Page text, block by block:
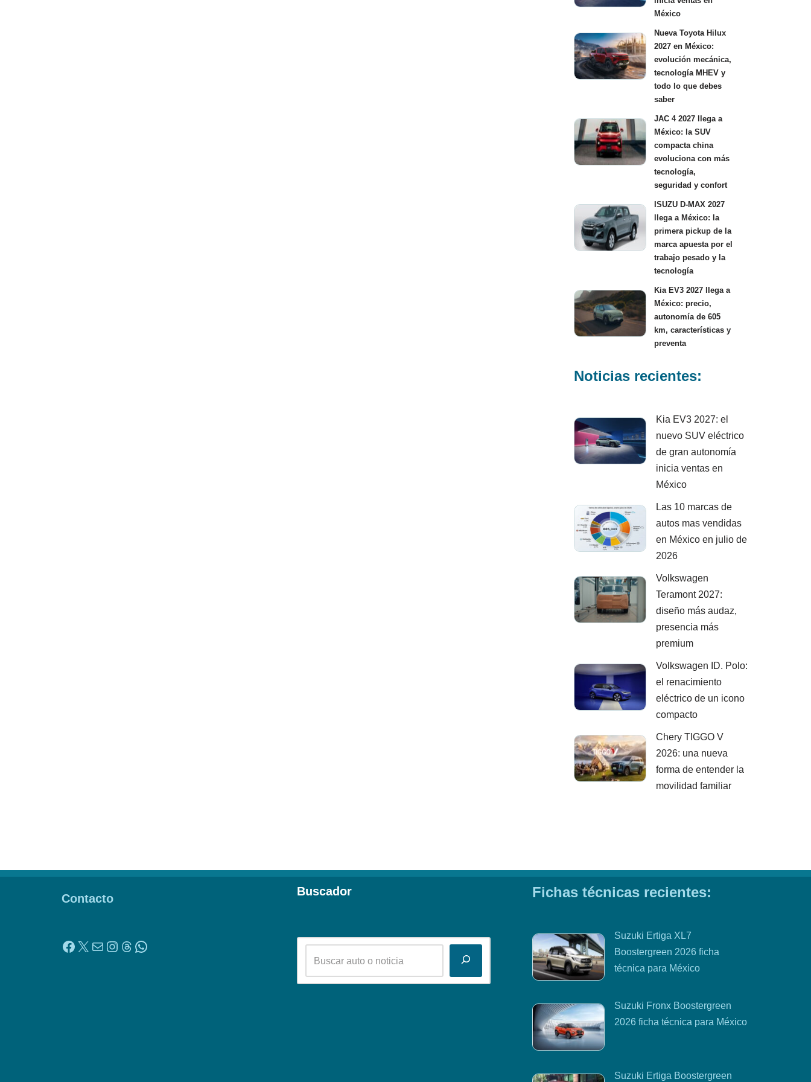
México
Nueva Toyota Hilux
2027 en México:
evolución mecánica,
tecnología MHEV y
todo lo que debes
saber
JAC 4 2027 llega a
México: la SUV
compacta china
evoluciona con más
tecnología,
seguridad y confort
ISUZU D-MAX 2027
llega a México: la
primera pickup de la
marca apuesta por el
trabajo pesado y la
tecnología
Kia EV3 2027 llega a
México: precio,
autonomía de 605
km, características y
preventa
Noticias recientes:
Kia EV3 2027: el
nuevo SUV eléctrico
de gran autonomía
inicia ventas en
México
Las 10 marcas de
autos mas vendidas
en México en julio de
2026
Volkswagen
Teramont 2027:
diseño más audaz,
presencia más
premium
Volkswagen ID. Polo:
el renacimiento
eléctrico de un icono
compacto
Chery TIGGO V
2026: una nueva
forma de entender la
movilidad familiar
Contacto
Buscador Fichas técnicas recientes:
Suzuki Ertiga XL7
Boostergreen 2026 ficha
técnica para México
Suzuki Fronx Boostergreen
2026 ficha técnica para México
Suzuki Ertiga Boostergreen